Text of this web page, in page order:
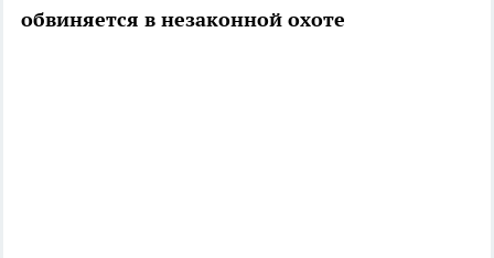
обвиняется в незаконной охоте